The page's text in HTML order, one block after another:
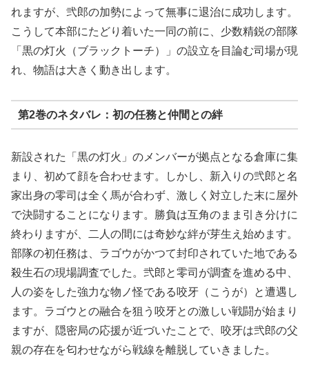
れますが、弐郎の加勢によって無事に退治に成功します。
こうして本部にたどり着いた一同の前に、少数精鋭の部隊
「黒の灯火（ブラックトーチ）」の設立を目論む司場が現
れ、物語は大きく動き出します。
第2巻のネタバレ：初の任務と仲間との絆
新設された「黒の灯火」のメンバーが拠点となる倉庫に集
まり、初めて顔を合わせます。しかし、新入りの弐郎と名
家出身の零司は全く馬が合わず、激しく対立した末に屋外
で決闘することになります。勝負は互角のまま引き分けに
終わりますが、二人の間には奇妙な絆が芽生え始めます。
部隊の初任務は、ラゴウがかつて封印されていた地である
殺生石の現場調査でした。弐郎と零司が調査を進める中、
人の姿をした強力な物ノ怪である咬牙（こうが）と遭遇し
ます。ラゴウとの融合を狙う咬牙との激しい戦闘が始まり
ますが、隠密局の応援が近づいたことで、咬牙は弐郎の父
親の存在を匂わせながら戦線を離脱していきました。